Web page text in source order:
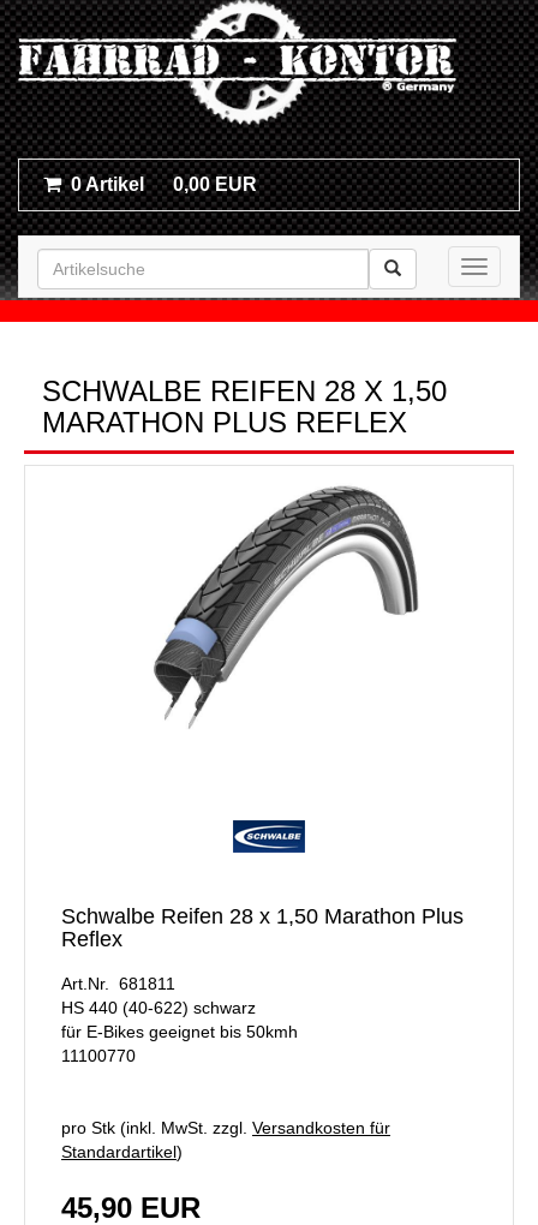
0 Artikel 0,00 EUR
Toggle
SCHWALBE REIFEN 28 X 1,50
MARATHON PLUS REFLEX
Schwalbe Reifen 28 x 1,50 Marathon Plus
Reflex
Art.Nr. 681811
HS 440 (40-622) schwarz
für E-Bikes geeignet bis 50kmh
11100770
pro Stk (inkl. MwSt. zzgl. Versandkosten für
Standardartikel)
45,90 EUR